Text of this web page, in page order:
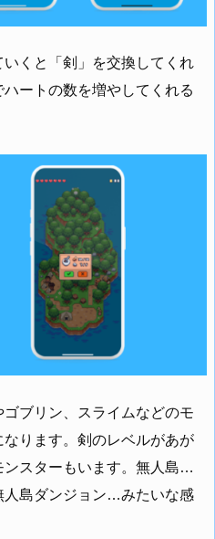
くと「剣」を交換してくれ
ートの数を増やしてくれる
ブリン、スライムなどのモ
ります。剣のレベルがあが
ンスターもいます。無人島…
人島ダンジョン…みたいな感